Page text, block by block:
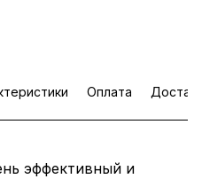
Оплата
эффективный и